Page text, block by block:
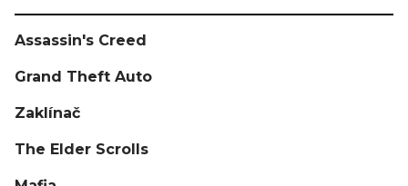
Assassin's Creed
Grand Theft Auto
Zaklínač
The Elder Scrolls